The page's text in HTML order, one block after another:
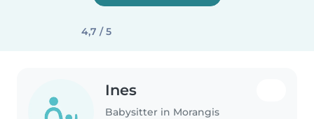
4,7 / 5
Ines
Babysitter in Morangis